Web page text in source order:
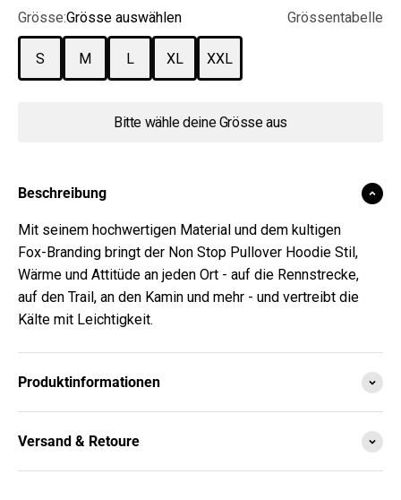
Grösse:Grösse auswählen Grössentabelle
S M L XL XXL
Bitte wähle deine Grösse aus
Beschreibung
Mit seinem hochwertigen Material und dem kultigen
Fox-Branding bringt der Non Stop Pullover Hoodie Stil,
Wärme und Attitüde an jeden Ort - auf die Rennstrecke,
auf den Trail, an den Kamin und mehr - und vertreibt die
Kälte mit Leichtigkeit.
Produktinformationen
Versand & Retoure